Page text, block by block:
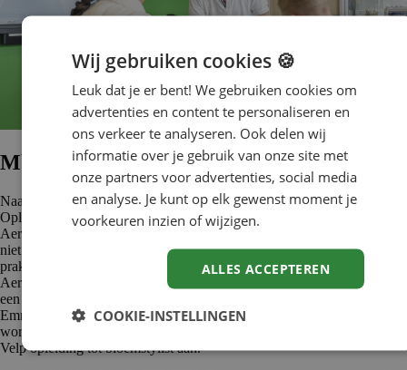
Mbo-opleidingen bij Aeres
Naast vmbo-scholen heeft Aeres ook verschillende mbo-scholen.
Opleidingen worden zowel in voltijd als in deeltijd aangeboden. Bij
Aeres wordt gericht op praktijkgericht onderwijs. Leren doe je immers
niet alleen vanuit boeken, maar juist vanuit de praktijk. Studenten doen
praktijkervaring op bij erkende leerbedrijven. De mbo-scholen van
Aeres zijn verdeeld over 11 locaties in Nederland. Iedere locatie heeft
een uniek aanbod aan onderwijs. Zo ontdek je op het mbo in
Emmeloord de wereld van Agro, Techniek en Groen, in Nijkerk
worden de hoveniers van de toekomst opgeleid en biedt het mbo in
Velp opleiding tot bloemstylist aan.
Wij gebruiken cookies 🍪
Leuk dat je er bent! We gebruiken cookies om
advertenties en content te personaliseren en
ons verkeer te analyseren. Ook delen wij
informatie over je gebruik van onze site met
onze partners voor advertenties, social media
en analyse. Je kunt op elk gewenst moment je
voorkeuren inzien of wijzigen.
ALLES ACCEPTEREN
COOKIE-INSTELLINGEN